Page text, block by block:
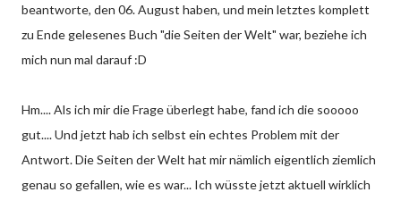
beantworte, den 06. August haben, und mein letztes komplett
zu Ende gelesenes Buch "die Seiten der Welt" war, beziehe ich
mich nun mal darauf :D
Hm.... Als ich mir die Frage überlegt habe, fand ich die sooooo
gut.... Und jetzt hab ich selbst ein echtes Problem mit der
Antwort. Die Seiten der Welt hat mir nämlich eigentlich ziemlich
genau so gefallen, wie es war... Ich wüsste jetzt aktuell wirklich